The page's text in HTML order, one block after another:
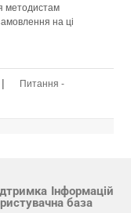
методистам
на ці
|
Питання -
Інформацій
на база